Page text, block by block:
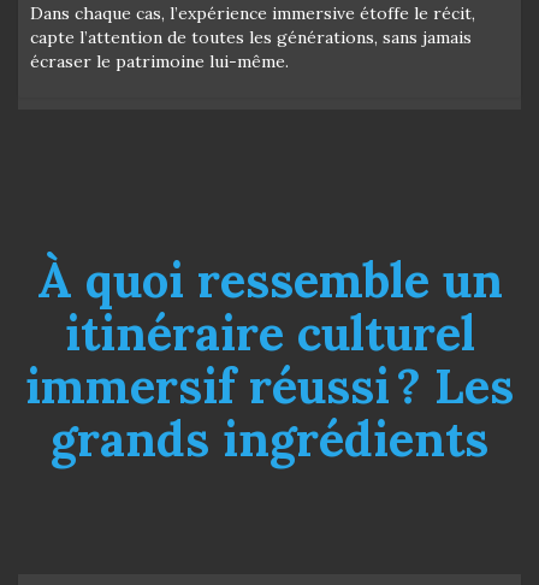
Dans chaque cas, l’expérience immersive étoffe le récit,
capte l’attention de toutes les générations, sans jamais
écraser le patrimoine lui-même.
À quoi ressemble un
itinéraire culturel
immersif réussi ? Les
grands ingrédients